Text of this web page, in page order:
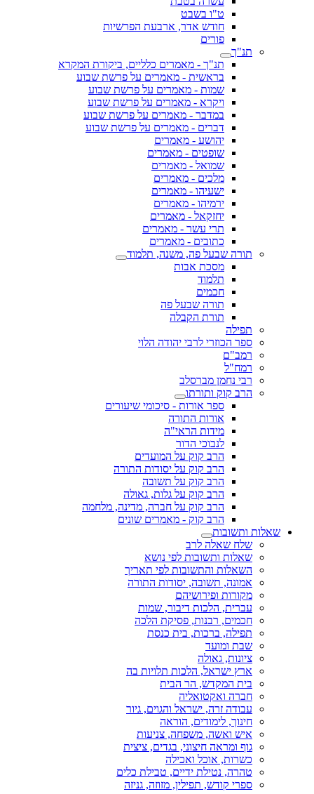
ט"ו בשבט
חודש אדר, ארבעת הפרשיות
פורים
תנ"ך
תנ"ך - מאמרים כלליים, ביקורת המקרא
בראשית - מאמרים על פרשת שבוע
שמות - מאמרים על פרשת שבוע
ויקרא - מאמרים על פרשת שבוע
במדבר - מאמרים על פרשת שבוע
דברים - מאמרים על פרשת שבוע
יהושע - מאמרים
שופטים - מאמרים
שמואל - מאמרים
מלכים - מאמרים
ישעיהו - מאמרים
ירמיהו - מאמרים
יחזקאל - מאמרים
תרי עשר - מאמרים
כתובים - מאמרים
תורה שבעל פה, משנה, תלמוד
מסכת אבות
תלמוד
חכמים
תורה שבעל פה
תורת הקבלה
תפילה
ספר הכוזרי לרבי יהודה הלוי
רמב"ם
רמח"ל
רבי נחמן מברסלב
הרב קוק ותורתו
ספר אורות - סיכומי שיעורים
אורות התורה
מידות הראי"ה
לנבוכי הדור
הרב קוק על המועדים
הרב קוק על יסודות התורה
הרב קוק על תשובה
הרב קוק על גלות, גאולה
הרב קוק על חברה, מדינה, מלחמה
הרב קוק - מאמרים שונים
שאלות ותשובות
שלח שאלה לרב
שאלות ותשובות לפי נושא
השאלות והתשובות לפי תאריך
אמונה, תשובה, יסודות התורה
מקורות ופירושיהם
עברית, הלכות דיבור, שמות
חכמים, רבנות, פסיקת הלכה
תפילה, ברכות, בית כנסת
שבת ומועד
ציונות, גאולה
ארץ ישראל, הלכות תלויות בה
בית המקדש, הר הבית
חברה ואקטואליה
עבודה זרה, ישראל והגוים, גיור
חינוך, לימודים, הוראה
איש ואשה, משפחה, צניעות
גוף ומראה חיצוני, בגדים, ציצית
כשרות, אוכל ואכילה
טהרה, נטילת ידיים, טבילת כלים
ספרי קודש, תפילין, מזוזה, גניזה